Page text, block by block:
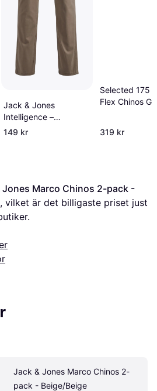
Jack & Jones
Intelligence –
cargobyxor med
149 kr
Selected 175
Flex Chinos
319 kr
Jones Marco Chinos 2-pack -
, vilket är det billigaste priset just
Jack & Jones Marco Chinos 2-
pack - Beige/Beige